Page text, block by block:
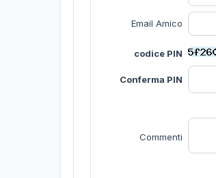
Email Amico
codice PIN
Conferma PIN
Commenti